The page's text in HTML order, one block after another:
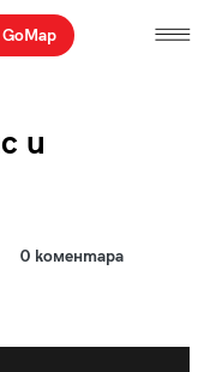
GoMap
и
0 коментара